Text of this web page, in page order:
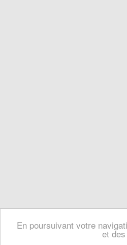
En poursuivant votre
et